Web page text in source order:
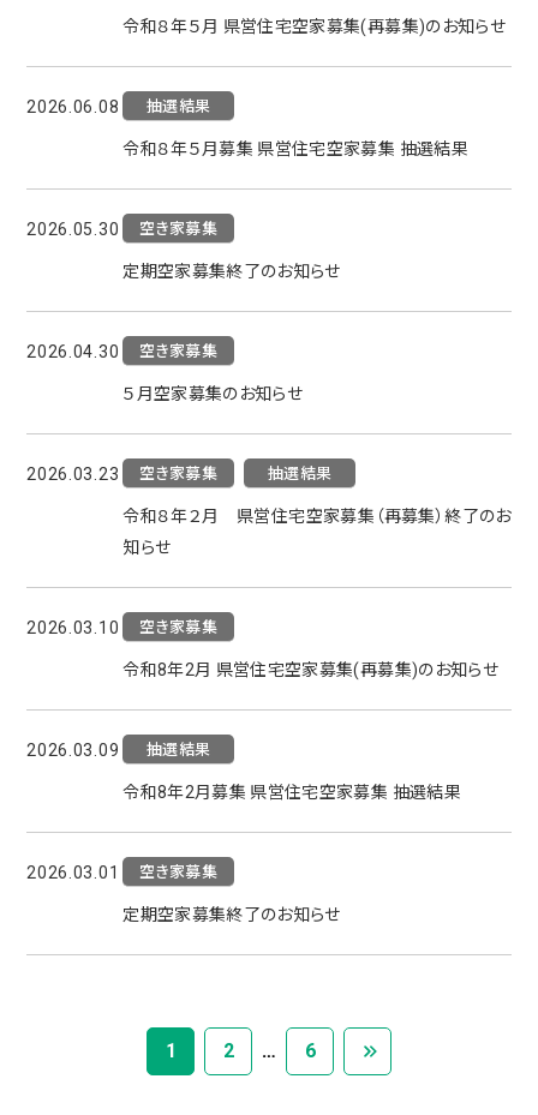
令和８年５月 県営住宅空家募集(再募集)のお知らせ
2026.06.08 抽選結果
令和８年５月募集 県営住宅空家募集 抽選結果
2026.05.30 空き家募集
定期空家募集終了のお知らせ
2026.04.30 空き家募集
５月空家募集のお知らせ
2026.03.23 空き家募集 抽選結果
令和８年２月 県営住宅空家募集（再募集）終了のお
知らせ
2026.03.10 空き家募集
令和8年2月 県営住宅空家募集(再募集)のお知らせ
2026.03.09 抽選結果
令和8年2月募集 県営住宅空家募集 抽選結果
2026.03.01 空き家募集
定期空家募集終了のお知らせ
1 2 … 6